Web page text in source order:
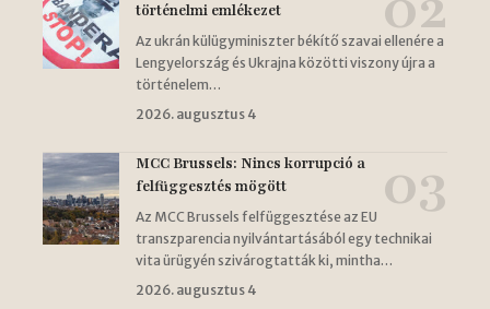
történelmi emlékezet
Az ukrán külügyminiszter békítő szavai ellenére a
Lengyelország és Ukrajna közötti viszony újra a
történelem…
2026. augusztus 4
MCC Brussels: Nincs korrupció a
felfüggesztés mögött
Az MCC Brussels felfüggesztése az EU
transzparencia nyilvántartásából egy technikai
vita ürügyén szivárogtatták ki, mintha…
2026. augusztus 4